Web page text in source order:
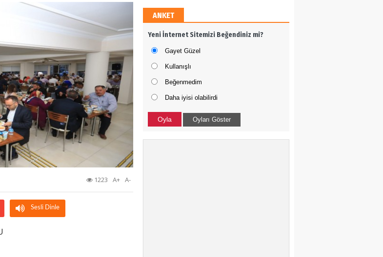
A-
A+
1223
Sesli Dinle
Dava adamı olmak
Salih Ergül
SİZİN ÇOÇUKLAR BU KEZ
BAŞARAMADI
Ali Tığ
ANKET
Yeni İnternet Sitemizi Beğendiniz mi?
Gayet Güzel
Kullanışlı
Beğenmedim
Daha iyisi olabilirdi
Oyla Oyları Göster